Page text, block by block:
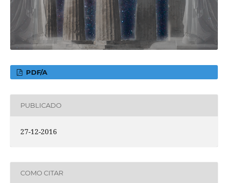
PDF/A
PUBLICADO
27-12-2016
COMO CITAR